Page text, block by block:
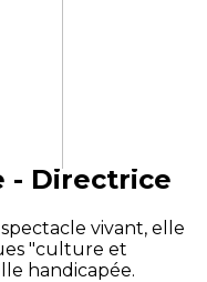
- Directrice
vivant, elle
"culture et
handicapée.